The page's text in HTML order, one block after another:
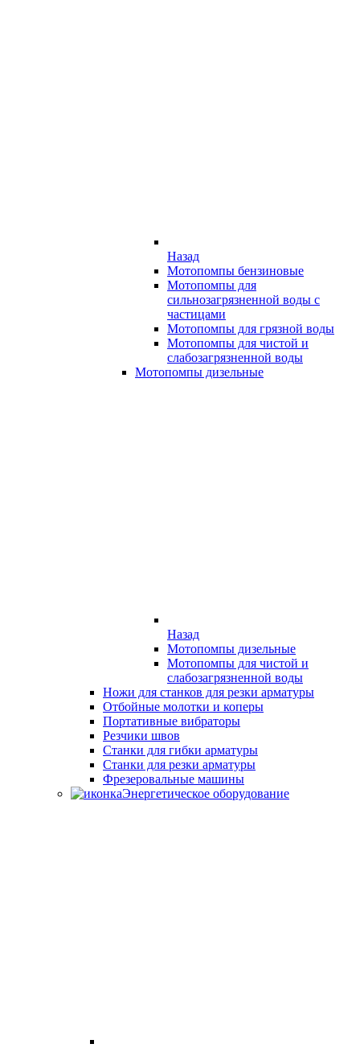
Назад
Мотопомпы бензиновые
Мотопомпы для
сильнозагрязненной воды с
частицами
Мотопомпы для грязной воды
Мотопомпы для чистой и
слабозагрязненной воды
Мотопомпы дизельные
Назад
Мотопомпы дизельные
Мотопомпы для чистой и
слабозагрязненной воды
Ножи для станков для резки арматуры
Отбойные молотки и коперы
Портативные вибраторы
Резчики швов
Станки для гибки арматуры
Станки для резки арматуры
Фрезеровальные машины
Энергетическое оборудование